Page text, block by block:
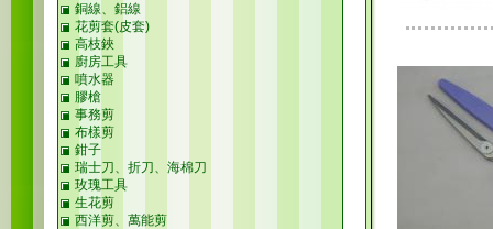
銅線、鋁線
花剪套(皮套)
高枝鋏
廚房工具
噴水器
膠槍
事務剪
布樣剪
鉗子
瑞士刀、折刀、海棉刀
玫瑰工具
生花剪
西洋剪、萬能剪